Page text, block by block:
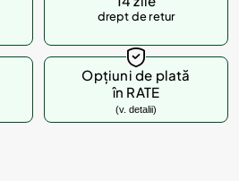
drept de retur
Opțiuni de plată
în RATE
(v. detalii)